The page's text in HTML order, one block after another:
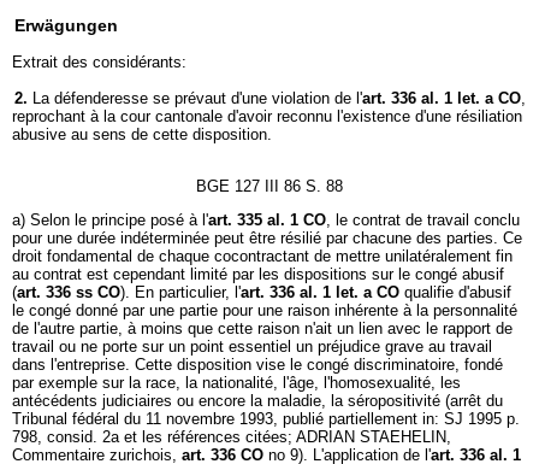
Erwägungen
Extrait des considérants:
2. La défenderesse se prévaut d'une violation de l'art. 336 al. 1 let. a CO,
reprochant à la cour cantonale d'avoir reconnu l'existence d'une résiliation
abusive au sens de cette disposition.
BGE 127 III 86 S. 88
a) Selon le principe posé à l'art. 335 al. 1 CO, le contrat de travail conclu
pour une durée indéterminée peut être résilié par chacune des parties. Ce
droit fondamental de chaque cocontractant de mettre unilatéralement fin
au contrat est cependant limité par les dispositions sur le congé abusif
(art. 336 ss CO). En particulier, l'art. 336 al. 1 let. a CO qualifie d'abusif
le congé donné par une partie pour une raison inhérente à la personnalité
de l'autre partie, à moins que cette raison n'ait un lien avec le rapport de
travail ou ne porte sur un point essentiel un préjudice grave au travail
dans l'entreprise. Cette disposition vise le congé discriminatoire, fondé
par exemple sur la race, la nationalité, l'âge, l'homosexualité, les
antécédents judiciaires ou encore la maladie, la séropositivité (arrêt du
Tribunal fédéral du 11 novembre 1993, publié partiellement in: SJ 1995 p.
798, consid. 2a et les références citées; ADRIAN STAEHELIN,
Commentaire zurichois, art. 336 CO no 9). L'application de l'art. 336 al. 1